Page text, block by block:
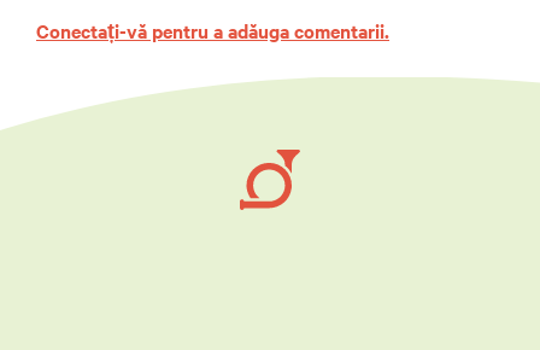
Conectați-vă pentru a adăuga comentarii.